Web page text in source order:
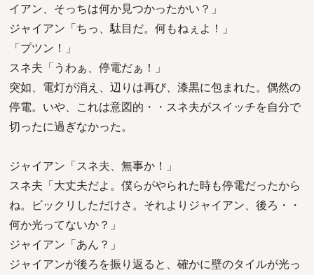
イアン、そっちは何か見つかったかい？」
ジャイアン「ちっ、駄目だ。何もねぇよ！」
「プツン！」
スネ夫「うわぁ、停電だぁ！」
突如、電灯が消え、辺りは再び、漆黒に包まれた。偶然の
停電。いや、これは意図的・・スネ夫がスイッチを自分で
切ったに過ぎなかった。
ジャイアン「スネ夫、無事か！」
スネ夫「大丈夫だよ。僕らがやられた時も停電だったから
ね。ビックリしただけさ。それよりジャイアン、後ろ・・
何か光ってないか？」
ジャイアン「あん？」
ジャイアンが後ろを振り返ると、確かに壁のタイルが光っ